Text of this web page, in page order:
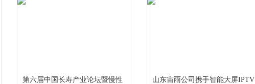
第六届中国长寿产业论坛暨慢性 山东宙雨公司携手智能大屏IPTV